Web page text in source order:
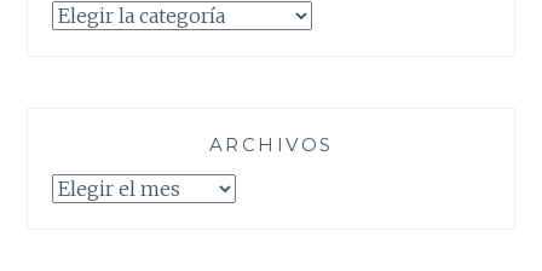
Categorías
ARCHIVOS
Archivos